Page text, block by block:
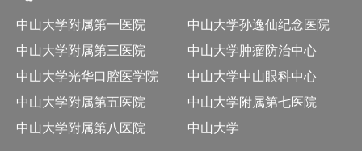
中山大学附属第一医院
中山大学附属第三医院
中山大学光华口腔医学院
中山大学附属第五医院
中山大学附属第八医院
中山大学孙逸仙纪念医院
中山大学肿瘤防治中心
中山大学中山眼科中心
中山大学附属第七医院
中山大学